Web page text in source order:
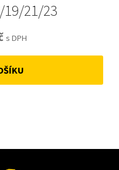
21/23
Current
price
is:
s DPH